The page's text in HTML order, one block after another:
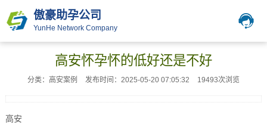
傲豪助孕公司
YunHe Network Company
高安怀孕怀的低好还是不好
分类：高安案例 发布时间：2025-05-20 07:05:32 19493次浏览
高安